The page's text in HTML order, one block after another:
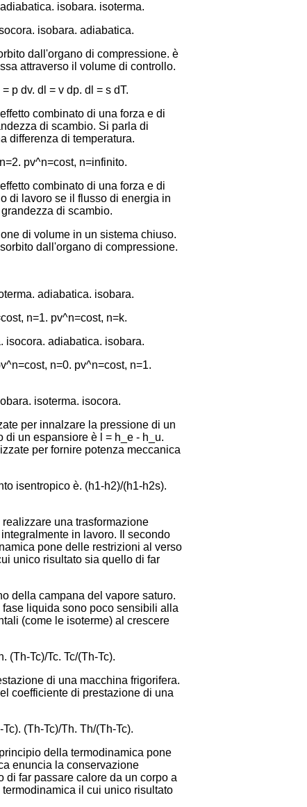
isobara. isoterma.
isobara. adiabatica.
dall'organo di compressione. è
attraverso il volume di controllo.
p dv. dl = v dp. dl = s dT.
combinato di una forza e di
di scambio. Si parla di
differenza di temperatura.
pv^n=cost, n=infinito.
combinato di una forza e di
di lavoro se il flusso di energia in
di scambio.
di volume in un sistema chiuso.
dall'organo di compressione.
adiabatica. isobara.
n=1. pv^n=cost, n=k.
isocora. adiabatica. isobara.
n=0. pv^n=cost, n=1.
isoterma. isocora.
per innalzare la pressione di un
un espansiore è l = h_e - h_u.
per fornire potenza meccanica
isentropico è. (h1-h2)/(h1-h2s).
una trasformazione
in lavoro. Il secondo
pone delle restrizioni al verso
unico risultato sia quello di far
della campana del vapore saturo.
liquida sono poco sensibili alla
(come le isoterme) al crescere
(Th-Tc)/Tc. Tc/(Th-Tc).
di una macchina frigorifera.
coefficiente di prestazione di una
(Th-Tc)/Th. Th/(Th-Tc).
della termodinamica pone
enuncia la conservazione
far passare calore da un corpo a
il cui unico risultato